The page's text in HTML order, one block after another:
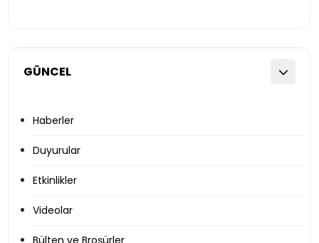
GÜNCEL
Haberler
Duyurular
Etkinlikler
Videolar
Bülten ve Broşürler